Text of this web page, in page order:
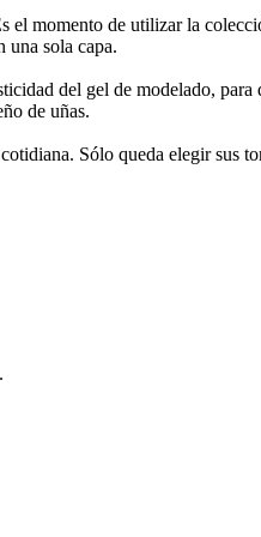
el momento de utilizar la
una sola capa.
del gel de modelado,
de uñas.
Sólo queda elegir